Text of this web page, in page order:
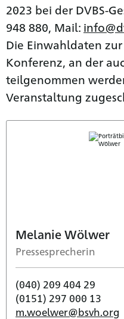
2023 bei der DVBS-
948 880, Mail:
Die Einwahldaten
Konferenz, an der
teilgenommen
Veranstaltung
Melanie Wölwer
Pressesprecherin
(040) 209 404 29
(0151) 297 000 13
m.woelwer@bsvh.org